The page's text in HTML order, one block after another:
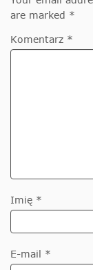
are marked *
Komentarz *
Imię *
E-mail *